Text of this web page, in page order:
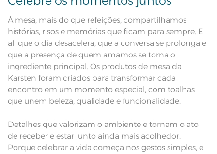
Linha Celebra
À mesa, mais do que refeições, compartilhamos
histórias, risos e memórias que ficam para sempre. É
ali que o dia desacelera, que a conversa se prolonga e
que a presença de quem amamos se torna o
ingrediente principal. Os produtos de mesa da
Karsten foram criados para transformar cada
encontro em um momento especial, com toalhas
que unem beleza, qualidade e funcionalidade.
Detalhes que valorizam o ambiente e tornam o ato
de receber e estar junto ainda mais acolhedor.
Porque celebrar a vida começa nos gestos simples, e